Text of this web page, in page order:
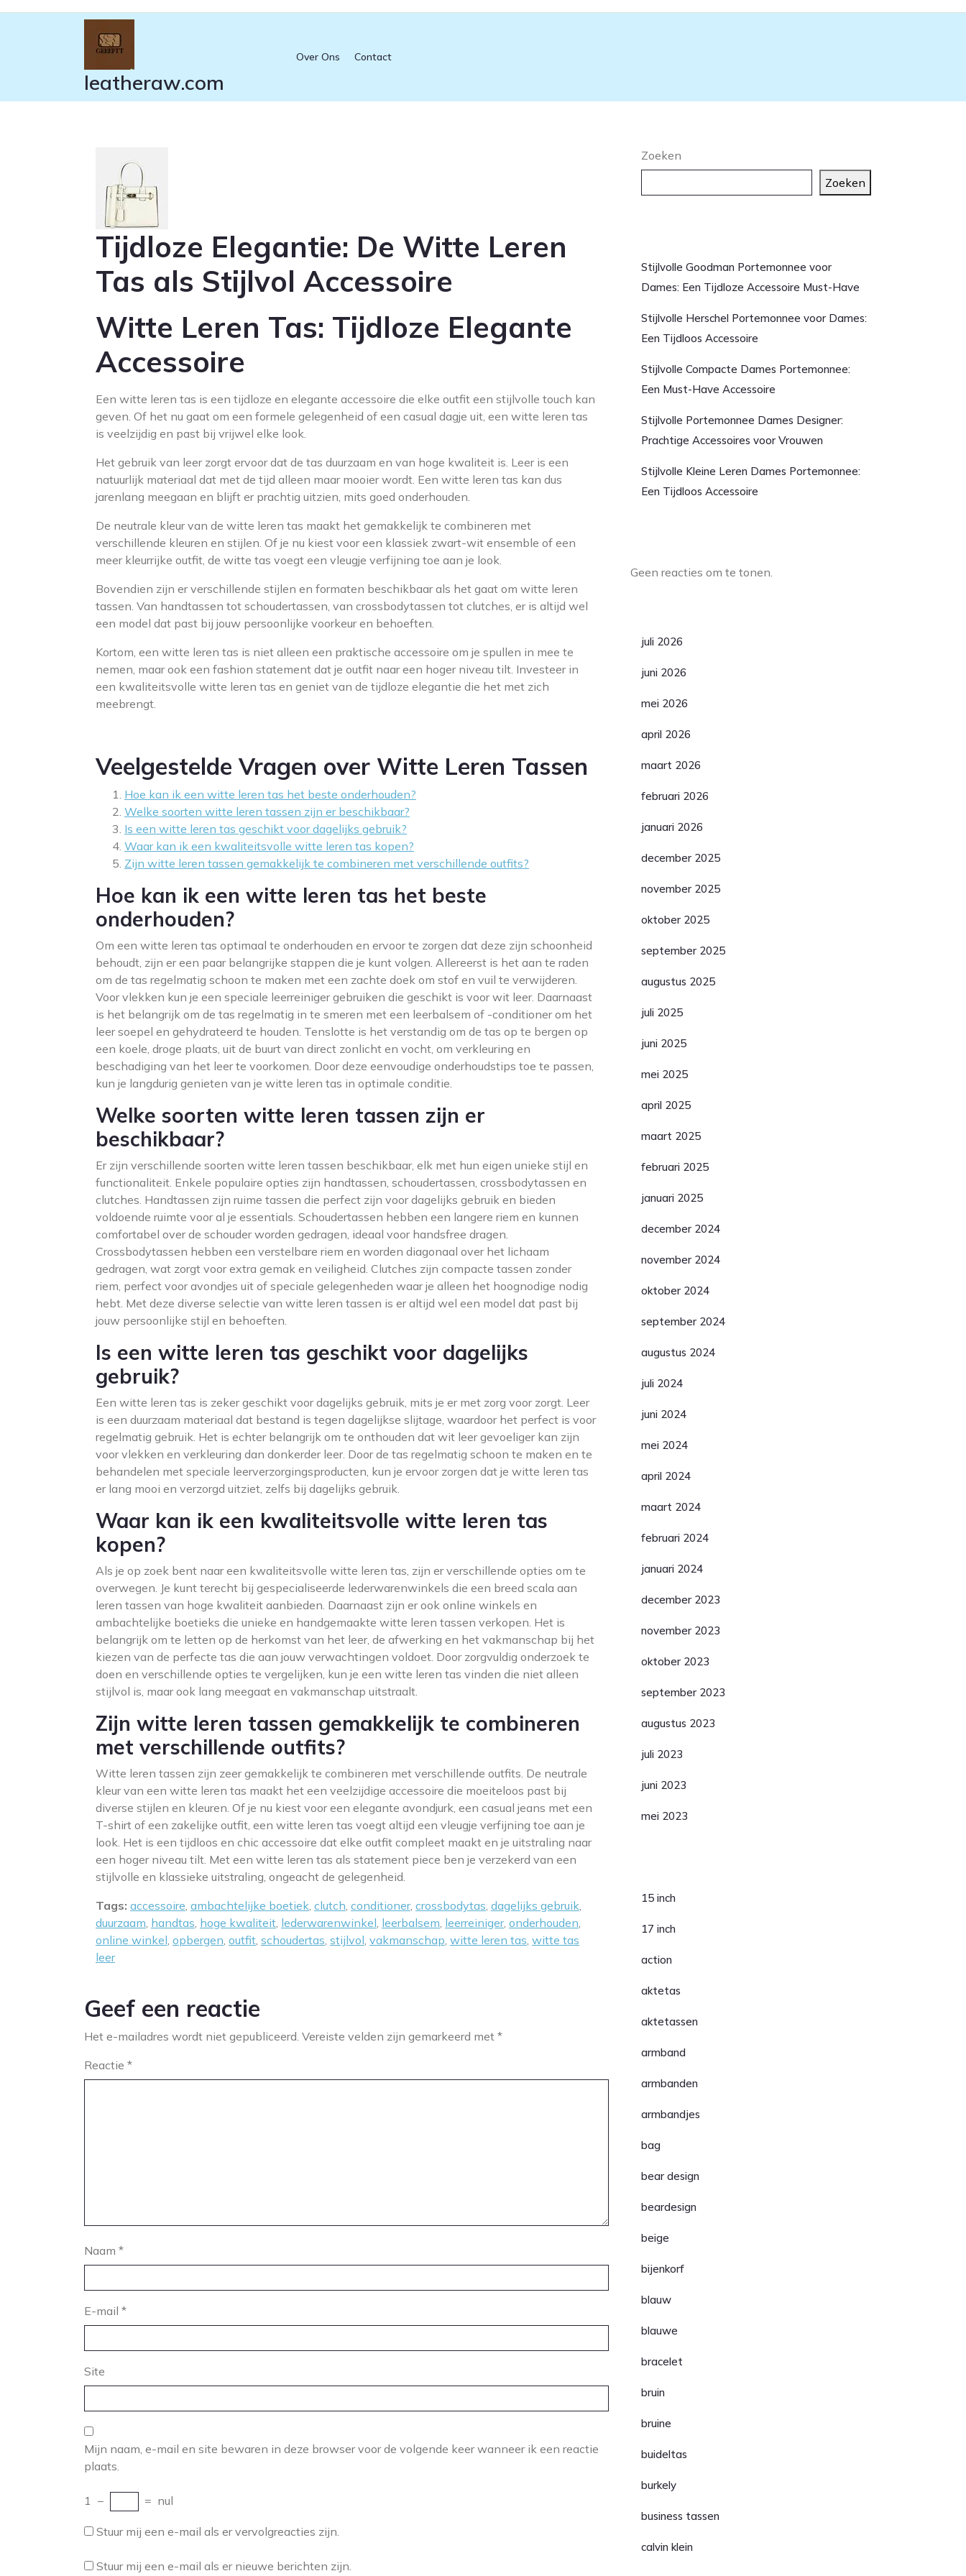
leatheraw.com
Over Ons Contact
Tijdloze Elegantie: De Witte Leren
Tas als Stijlvol Accessoire
Witte Leren Tas: Tijdloze Elegante
Accessoire
Een witte leren tas is een tijdloze en elegante accessoire die elke outfit een stijlvolle touch kan
geven. Of het nu gaat om een formele gelegenheid of een casual dagje uit, een witte leren tas
is veelzijdig en past bij vrijwel elke look.
Het gebruik van leer zorgt ervoor dat de tas duurzaam en van hoge kwaliteit is. Leer is een
natuurlijk materiaal dat met de tijd alleen maar mooier wordt. Een witte leren tas kan dus
jarenlang meegaan en blijft er prachtig uitzien, mits goed onderhouden.
De neutrale kleur van de witte leren tas maakt het gemakkelijk te combineren met
verschillende kleuren en stijlen. Of je nu kiest voor een klassiek zwart-wit ensemble of een
meer kleurrijke outfit, de witte tas voegt een vleugje verfijning toe aan je look.
Bovendien zijn er verschillende stijlen en formaten beschikbaar als het gaat om witte leren
tassen. Van handtassen tot schoudertassen, van crossbodytassen tot clutches, er is altijd wel
een model dat past bij jouw persoonlijke voorkeur en behoeften.
Kortom, een witte leren tas is niet alleen een praktische accessoire om je spullen in mee te
nemen, maar ook een fashion statement dat je outfit naar een hoger niveau tilt. Investeer in
een kwaliteitsvolle witte leren tas en geniet van de tijdloze elegantie die het met zich
meebrengt.
Veelgestelde Vragen over Witte Leren Tassen
Hoe kan ik een witte leren tas het beste onderhouden?
Welke soorten witte leren tassen zijn er beschikbaar?
Is een witte leren tas geschikt voor dagelijks gebruik?
Waar kan ik een kwaliteitsvolle witte leren tas kopen?
Zijn witte leren tassen gemakkelijk te combineren met verschillende outfits?
Hoe kan ik een witte leren tas het beste
onderhouden?
Om een witte leren tas optimaal te onderhouden en ervoor te zorgen dat deze zijn schoonheid
behoudt, zijn er een paar belangrijke stappen die je kunt volgen. Allereerst is het aan te raden
om de tas regelmatig schoon te maken met een zachte doek om stof en vuil te verwijderen.
Voor vlekken kun je een speciale leerreiniger gebruiken die geschikt is voor wit leer. Daarnaast
is het belangrijk om de tas regelmatig in te smeren met een leerbalsem of -conditioner om het
leer soepel en gehydrateerd te houden. Tenslotte is het verstandig om de tas op te bergen op
een koele, droge plaats, uit de buurt van direct zonlicht en vocht, om verkleuring en
beschadiging van het leer te voorkomen. Door deze eenvoudige onderhoudstips toe te passen,
kun je langdurig genieten van je witte leren tas in optimale conditie.
Welke soorten witte leren tassen zijn er
beschikbaar?
Er zijn verschillende soorten witte leren tassen beschikbaar, elk met hun eigen unieke stijl en
functionaliteit. Enkele populaire opties zijn handtassen, schoudertassen, crossbodytassen en
clutches. Handtassen zijn ruime tassen die perfect zijn voor dagelijks gebruik en bieden
voldoende ruimte voor al je essentials. Schoudertassen hebben een langere riem en kunnen
comfortabel over de schouder worden gedragen, ideaal voor handsfree dragen.
Crossbodytassen hebben een verstelbare riem en worden diagonaal over het lichaam
gedragen, wat zorgt voor extra gemak en veiligheid. Clutches zijn compacte tassen zonder
riem, perfect voor avondjes uit of speciale gelegenheden waar je alleen het hoognodige nodig
hebt. Met deze diverse selectie van witte leren tassen is er altijd wel een model dat past bij
jouw persoonlijke stijl en behoeften.
Is een witte leren tas geschikt voor dagelijks
gebruik?
Een witte leren tas is zeker geschikt voor dagelijks gebruik, mits je er met zorg voor zorgt. Leer
is een duurzaam materiaal dat bestand is tegen dagelijkse slijtage, waardoor het perfect is voor
regelmatig gebruik. Het is echter belangrijk om te onthouden dat wit leer gevoeliger kan zijn
voor vlekken en verkleuring dan donkerder leer. Door de tas regelmatig schoon te maken en te
behandelen met speciale leerverzorgingsproducten, kun je ervoor zorgen dat je witte leren tas
er lang mooi en verzorgd uitziet, zelfs bij dagelijks gebruik.
Waar kan ik een kwaliteitsvolle witte leren tas
kopen?
Als je op zoek bent naar een kwaliteitsvolle witte leren tas, zijn er verschillende opties om te
overwegen. Je kunt terecht bij gespecialiseerde lederwarenwinkels die een breed scala aan
leren tassen van hoge kwaliteit aanbieden. Daarnaast zijn er ook online winkels en
ambachtelijke boetieks die unieke en handgemaakte witte leren tassen verkopen. Het is
belangrijk om te letten op de herkomst van het leer, de afwerking en het vakmanschap bij het
kiezen van de perfecte tas die aan jouw verwachtingen voldoet. Door zorgvuldig onderzoek te
doen en verschillende opties te vergelijken, kun je een witte leren tas vinden die niet alleen
stijlvol is, maar ook lang meegaat en vakmanschap uitstraalt.
Zijn witte leren tassen gemakkelijk te combineren
met verschillende outfits?
Witte leren tassen zijn zeer gemakkelijk te combineren met verschillende outfits. De neutrale
kleur van een witte leren tas maakt het een veelzijdige accessoire die moeiteloos past bij
diverse stijlen en kleuren. Of je nu kiest voor een elegante avondjurk, een casual jeans met een
T-shirt of een zakelijke outfit, een witte leren tas voegt altijd een vleugje verfijning toe aan je
look. Het is een tijdloos en chic accessoire dat elke outfit compleet maakt en je uitstraling naar
een hoger niveau tilt. Met een witte leren tas als statement piece ben je verzekerd van een
stijlvolle en klassieke uitstraling, ongeacht de gelegenheid.
Tags: accessoire, ambachtelijke boetiek, clutch, conditioner, crossbodytas, dagelijks gebruik,
duurzaam, handtas, hoge kwaliteit, lederwarenwinkel, leerbalsem, leerreiniger, onderhouden,
online winkel, opbergen, outfit, schoudertas, stijlvol, vakmanschap, witte leren tas, witte tas
leer
Geef een reactie
Het e-mailadres wordt niet gepubliceerd. Vereiste velden zijn gemarkeerd met *
Reactie *
Naam *
E-mail *
Site
Mijn naam, e-mail en site bewaren in deze browser voor de volgende keer wanneer ik een reactie
plaats.
1 − = nul
Stuur mij een e-mail als er vervolgreacties zijn.
Stuur mij een e-mail als er nieuwe berichten zijn.
Zoeken
Zoeken
Stijlvolle Goodman Portemonnee voor
Dames: Een Tijdloze Accessoire Must-Have
Stijlvolle Herschel Portemonnee voor Dames:
Een Tijdloos Accessoire
Stijlvolle Compacte Dames Portemonnee:
Een Must-Have Accessoire
Stijlvolle Portemonnee Dames Designer:
Prachtige Accessoires voor Vrouwen
Stijlvolle Kleine Leren Dames Portemonnee:
Een Tijdloos Accessoire
Geen reacties om te tonen.
juli 2026
juni 2026
mei 2026
april 2026
maart 2026
februari 2026
januari 2026
december 2025
november 2025
oktober 2025
september 2025
augustus 2025
juli 2025
juni 2025
mei 2025
april 2025
maart 2025
februari 2025
januari 2025
december 2024
november 2024
oktober 2024
september 2024
augustus 2024
juli 2024
juni 2024
mei 2024
april 2024
maart 2024
februari 2024
januari 2024
december 2023
november 2023
oktober 2023
september 2023
augustus 2023
juli 2023
juni 2023
mei 2023
15 inch
17 inch
action
aktetas
aktetassen
armband
armbanden
armbandjes
bag
bear design
beardesign
beige
bijenkorf
blauw
blauwe
bracelet
bruin
bruine
buideltas
burkely
business tassen
calvin klein